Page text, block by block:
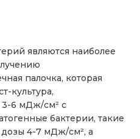
являются наиболее
палочка, которая
культура,
3-6 мДж/см² с
бактерии, такие
дозы 4-7 мДж/см², а